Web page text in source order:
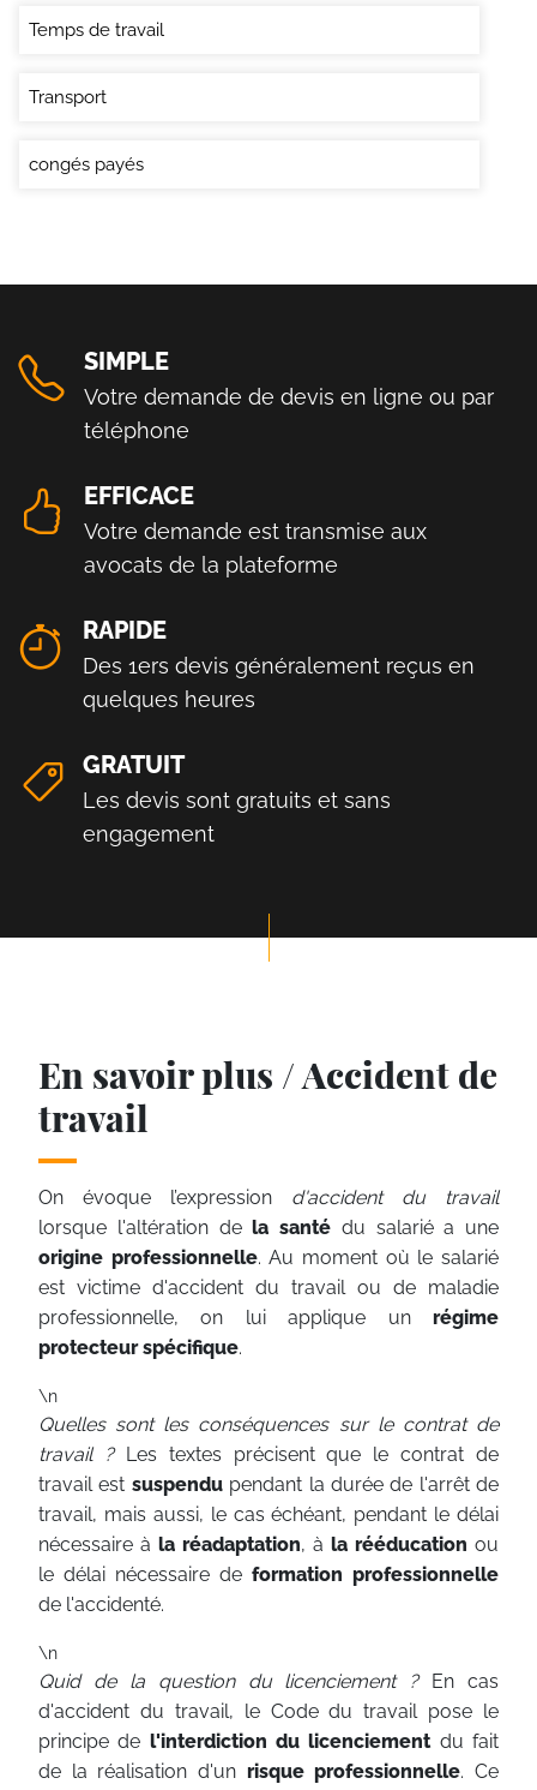
Temps de travail
Transport
congés payés
SIMPLE
Votre demande de devis en ligne ou par
téléphone
EFFICACE
Votre demande est transmise aux
avocats de la plateforme
RAPIDE
Des 1ers devis généralement reçus en
quelques heures
GRATUIT
Les devis sont gratuits et sans
engagement
En savoir plus / Accident de
travail
On évoque l’expression d'accident du travail
lorsque l'altération dela santé du salarié a une
origine professionnelle. Au moment où le salarié
est victime d'accident du travail ou de maladie
professionnelle, on lui applique un régime
protecteur spécifique.
\n
Quelles sont les conséquences sur le contrat de
travail ?Les textes précisent que le contrat de
travail est suspendupendant la durée de l'arrêt de
travail, mais aussi, le cas échéant, pendant le délai
nécessaire à la réadaptation, à la rééducation ou
le délai nécessaire de formation professionnelle
de l'accidenté.
\n
Quid de la question du licenciement ? En cas
d'accident du travail, le Code du travail pose le
principe de l'interdiction du licenciementdu fait
de la réalisation d'un risque professionnelle. Ce